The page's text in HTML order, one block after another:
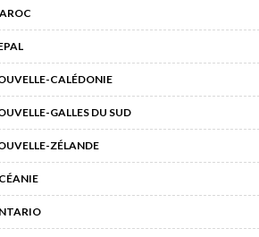
CALÉDONIE
GALLES DU SUD
ZÉLANDE